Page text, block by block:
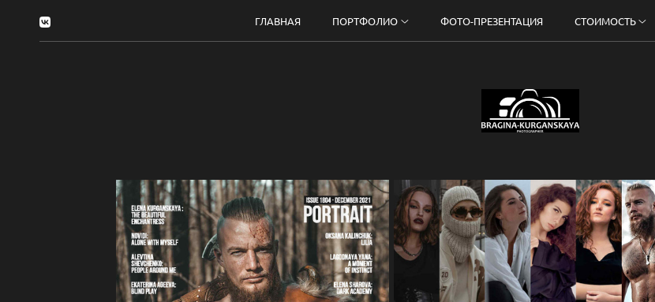
ГЛАВНАЯ ПОРТФОЛИО ФОТО-ПРЕЗЕНТАЦИЯ СТОИМОСТЬ